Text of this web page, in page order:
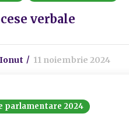
verbale
Ionut 11 noiembrie 2024
parlamentare 2024